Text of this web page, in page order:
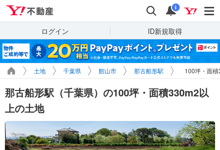
検索 通知
i
ログイン ID新規取得
土地 千葉県 館山市 那古船形駅 100坪・面
那古船形駅（千葉県）の100坪・面積330m2以
上の土地